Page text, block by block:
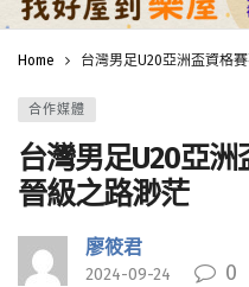
Home 台灣男足U20亞洲盃資格
合作媒體
台灣男足U20亞
晉級之路渺茫
廖筱君
2024-09-24 0